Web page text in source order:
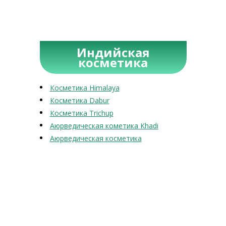
Индийская
косметика
Косметика Himalaya
Косметика Dabur
Косметика Trichup
Аюрведическая кометика Khadi
Аюрведическая косметика